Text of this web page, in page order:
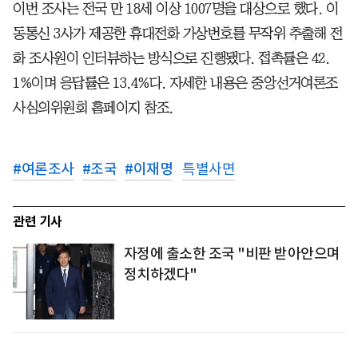
이번 조사는 전국 만 18세 이상 1007명을 대상으로 했다. 이
동통신 3사가 제공한 휴대전화 가상번호를 무작위 추출해 전
화 조사원이 인터뷰하는 방식으로 진행됐다. 접촉률은 42.
1%이며 응답률은 13.4%다. 자세한 내용은 중앙선거여론조
사심의위원회 홈페이지 참조.
#여론조사 #조국 #이재명 특별사면
관련 기사
자정에 출소한 조국 "비판 받아안으며
정치하겠다"